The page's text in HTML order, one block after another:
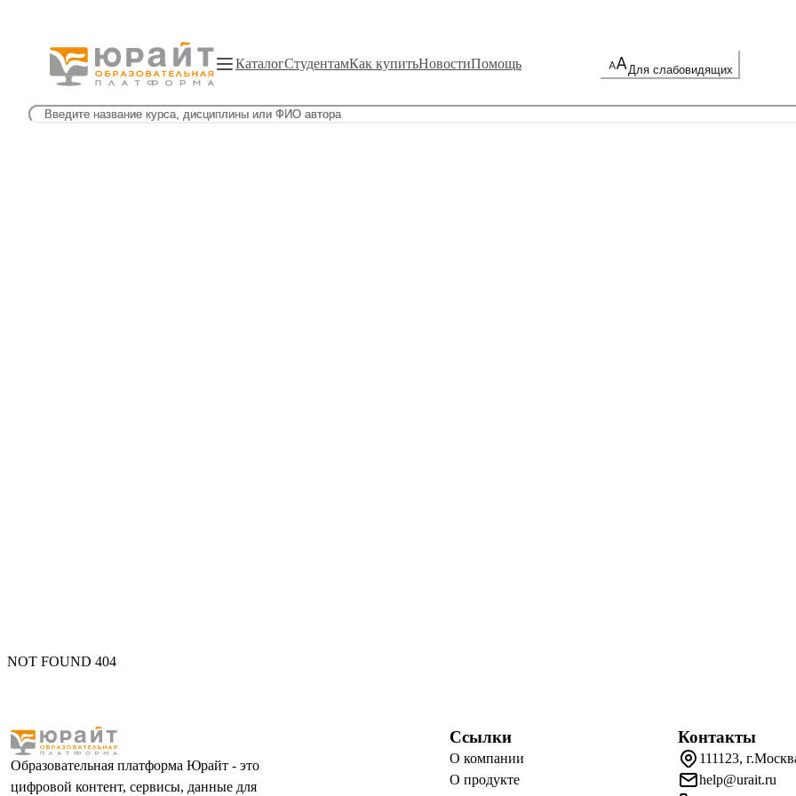
КаталогСтудентамКак купитьНовостиПомощь Для слабовидящих
NOT FOUND 404
Образовательная платформа Юрайт - это
цифровой контент, сервисы, данные для
Ссылки
О компании
О продукте
Контакты
111123,
help@urait.ru